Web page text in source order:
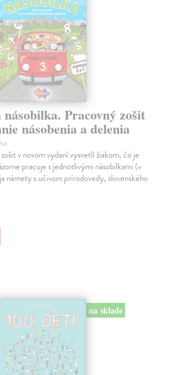
násobilka. Pracovný zošit
násobenia a delenia
v novom vydaní vysvetlí žiakom, čo je
pracuje s jednotlivými násobilkami (v
námety s učivom prírodovedy, slovenského
na sklade